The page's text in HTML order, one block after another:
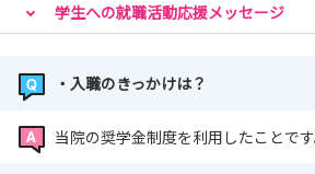
学生への就職活動応援メッセージ
・入職のきっかけは？
当院の奨学金制度を利用したことです